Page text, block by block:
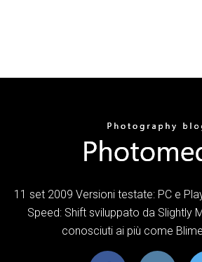
11 set 2009 Versioni testate: PC e
Speed: Shift sviluppato da Slightly
conosciuti ai più come